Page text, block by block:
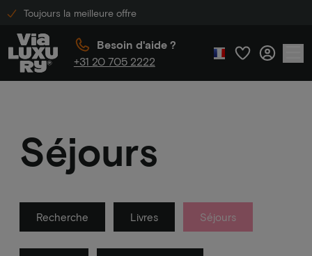
Toujours la meilleure offre
Besoin d'aide ?
+31 20 705 2222
Séjours
Recherche Livres Séjours